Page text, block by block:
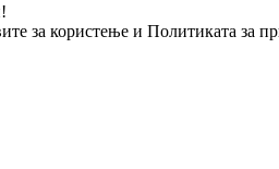
за користење и Политиката за